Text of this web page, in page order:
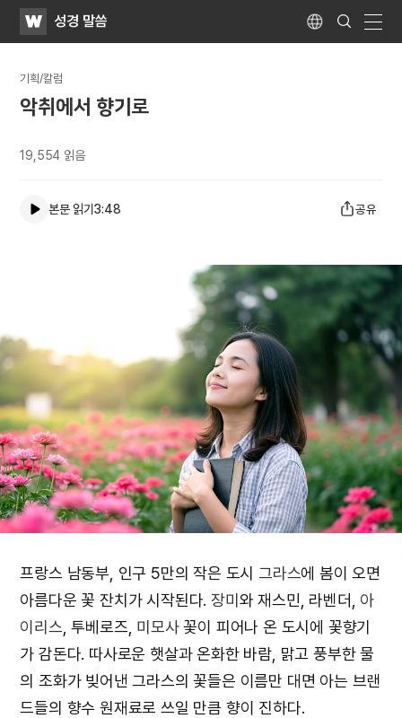
WATV성경 말씀 Language
Search
Submit
기획/칼럼
악취에서 향기로
19,554 읽음
본문 읽기3:48 공유
프랑스 남동부, 인구 5만의 작은 도시 그라스에 봄이 오면
아름다운 꽃 잔치가 시작된다. 장미와 재스민, 라벤더, 아
이리스 , 투베로즈, 미모사꽃이 피어나 온 도시에 꽃향기
가 감돈다. 따사로운 햇살과 온화한 바람, 맑고 풍부한 물
의 조화가 빚어낸 그라스의 꽃들은 이름만 대면 아는 브랜
드들의 향수 원재료로 쓰일 만큼 향이 진하다.